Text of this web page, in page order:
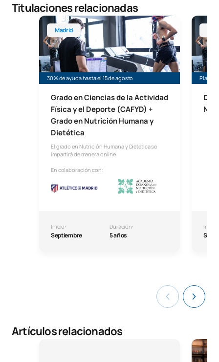
Titulaciones relacionadas
Madrid
30% de ayuda hasta el 15 de agosto
Grado en Ciencias de la Actividad
Física y el Deporte (CAFYD) +
Grado en Nutrición Humana y
Dietética
El grado en Nutrición Humana y Dietética se
impartirá de manera online
En colaboración con:
Inicio:
Septiembre
Duración:
5 años
Grado en Ciencias de la Actividad Física y del
Plazas
Inicio:
Grado
Artículos relacionados